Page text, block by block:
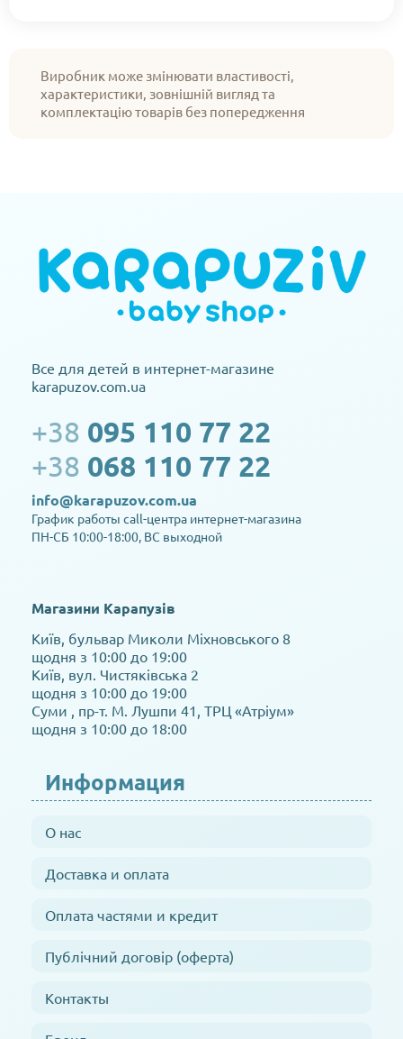
Виробник може змінювати властивості,
характеристики, зовнішній вигляд та
комплектацію товарів без попередження
Все для детей в интернет-магазине
karapuzov.com.ua
+38 095 110 77 22
+38 068 110 77 22
info@karapuzov.com.ua
График работы call-центра интернет-магазина
ПН-СБ 10:00-18:00, ВС выходной
Магазини Карапузів
Київ, бульвар Миколи Міхновського 8
щодня з 10:00 до 19:00
Київ, вул. Чистяківська 2
щодня з 10:00 до 19:00
Суми , пр-т. М. Лушпи 41, ТРЦ «Атріум»
щодня з 10:00 до 18:00
Информация
О нас
Доставка и оплата
Оплата частями и кредит
Публічний договір (оферта)
Контакты